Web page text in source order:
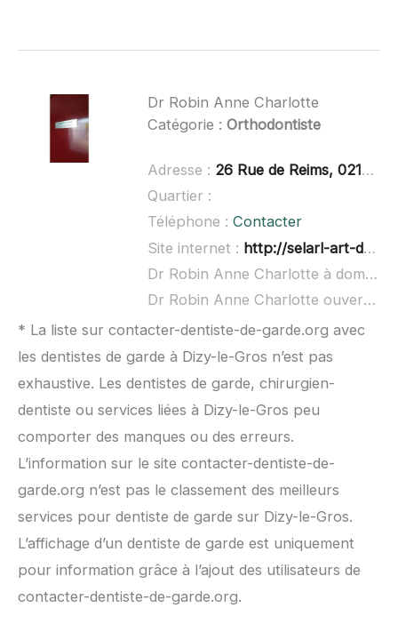
Dr Robin Anne Charlotte
Catégorie : Orthodontiste
Adresse : 26 Rue de Reims, 02150 Sissonne
Quartier :
Téléphone : Contacter
Site internet : http://selarl-art-dentaire.chirurgiens-dentistes.fr/
Dr Robin Anne Charlotte à domicile :
Dr Robin Anne Charlotte ouvert dimanche :
* La liste sur contacter-dentiste-de-garde.org avec
les dentistes de garde à Dizy-le-Gros n’est pas
exhaustive. Les dentistes de garde, chirurgien-
dentiste ou services liées à Dizy-le-Gros peu
comporter des manques ou des erreurs.
L’information sur le site contacter-dentiste-de-
garde.org n’est pas le classement des meilleurs
services pour dentiste de garde sur Dizy-le-Gros.
L’affichage d’un dentiste de garde est uniquement
pour information grâce à l’ajout des utilisateurs de
contacter-dentiste-de-garde.org.